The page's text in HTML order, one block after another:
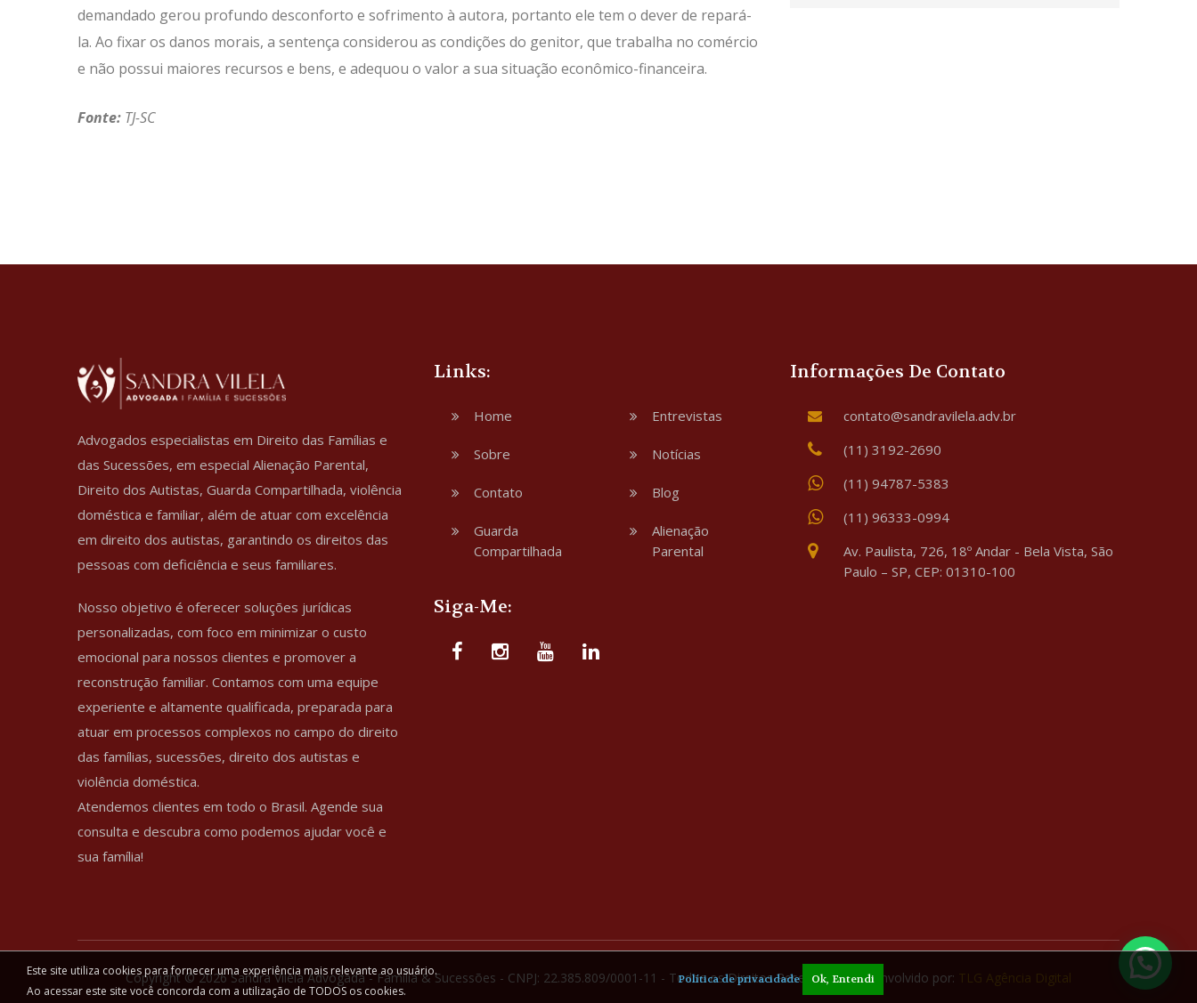
demandado gerou profundo desconforto e sofrimento à autora, portanto ele tem o dever de repará-
la. Ao fixar os danos morais, a sentença considerou as condições do genitor, que trabalha no comércio
e não possui maiores recursos e bens, e adequou o valor a sua situação econômico-financeira.
Fonte: TJ-SC
Advogados especialistas em Direito das Famílias e
das Sucessões, em especial Alienação Parental,
Direito dos Autistas, Guarda Compartilhada, violência
doméstica e familiar, além de atuar com excelência
em direito dos autistas, garantindo os direitos das
pessoas com deficiência e seus familiares.
Nosso objetivo é oferecer soluções jurídicas
personalizadas, com foco em minimizar o custo
emocional para nossos clientes e promover a
reconstrução familiar. Contamos com uma equipe
experiente e altamente qualificada, preparada para
atuar em processos complexos no campo do direito
das famílias, sucessões, direito dos autistas e
violência doméstica.
Atendemos clientes em todo o Brasil. Agende sua
consulta e descubra como podemos ajudar você e
sua família!
Links:
Home
Sobre
Contato
Guarda
Compartilhada
Entrevistas
Notícias
Blog
Alienação
Parental
Siga-Me:
Informações De Contato
contato@sandravilela.adv.br
(11) 3192-2690
(11) 94787-5383
(11) 96333-0994
Av. Paulista, 726, 18º Andar - Bela Vista, São
Paulo – SP, CEP: 01310-100
Copyright © 2026 Sandra Vilela Advogada - Família & Sucessões - CNPJ: 22.385.809/0001-11 - Todos os Direitos Reservados. Desenvolvido por: TLG Agência Digital
Este site utiliza cookies para fornecer uma experiência mais relevante ao usuário.
Ao acessar este site você concorda com a utilização de TODOS os cookies.
Política de privacidade Ok, Entendi